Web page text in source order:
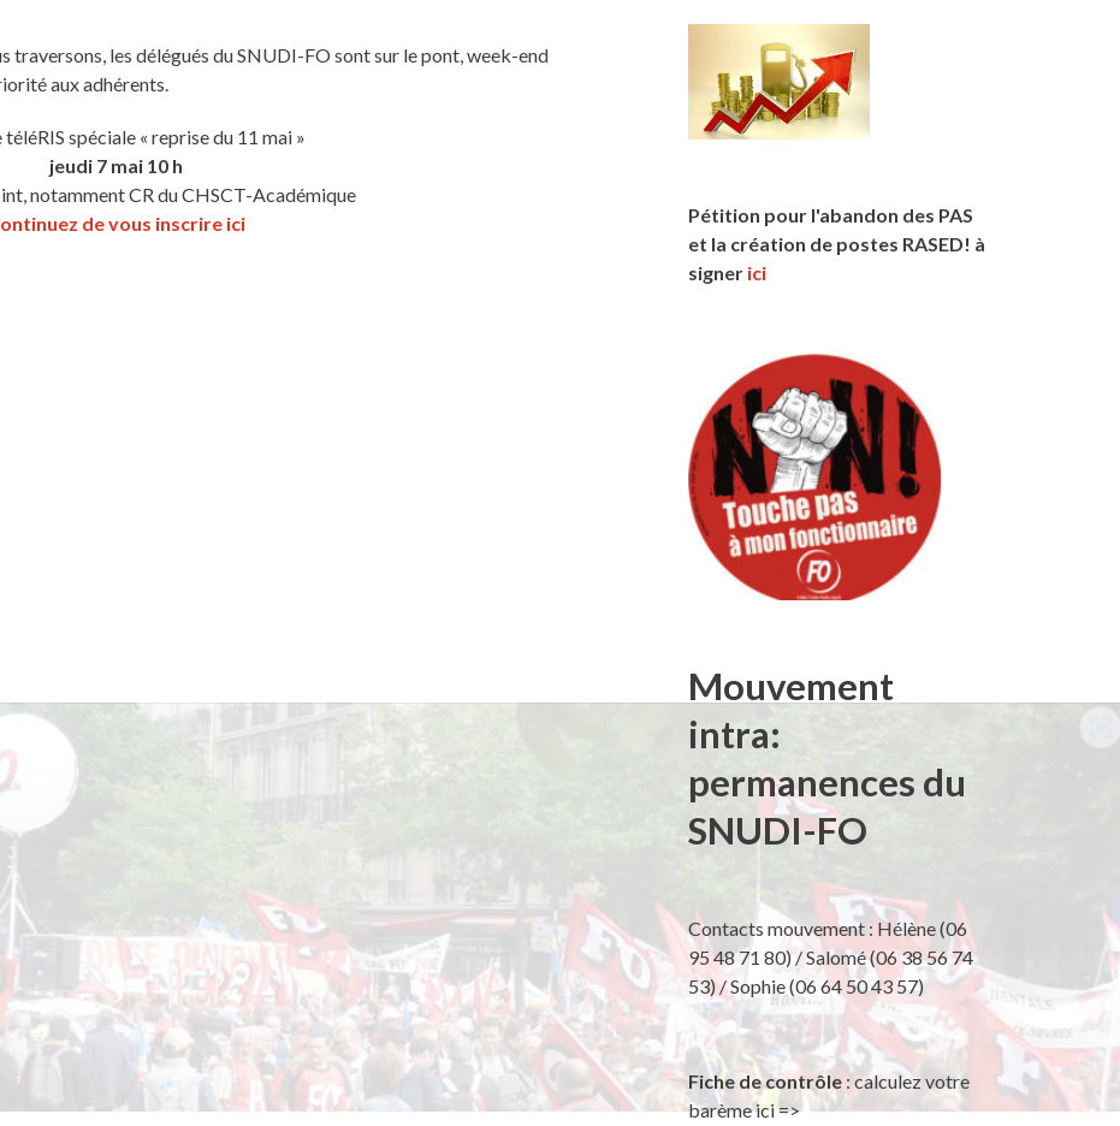
traversons, les délégués du SNUDI-FO sont sur le pont, week-end
aux adhérents.
spéciale « reprise du 11 mai »
jeudi 7 mai 10 h
notamment CR du CHSCT-Académique
de vous inscrire ici
Pétition pour l'abandon des PAS
et la création de postes RASED! à
signer ici
Mouvement
intra:
permanences du
SNUDI-FO
Contacts mouvement : Hélène (06
95 48 71 80) / Salomé (06 38 56 74
53) / Sophie (06 64 50 43 57)
Fiche de contrôle: calculez votre
barème ici =>